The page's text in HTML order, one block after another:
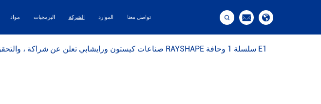
مواد البرمجيات الشركة الموارد تواصل معنا   
صناعات كيستون ورايشابي تعلن عن شراكة ، والتحقق من صحة راتنجات الطباعة ثلاثية الأبعاد على شكل RAYSHAPE سلسلة 1 وحافة E1